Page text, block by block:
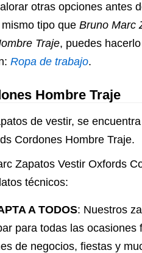
otras opciones antes
tipo que Bruno Marc
Traje, puedes
Ropa de trabajo.
Hombre Traje
de vestir, se
Cordones Hombre Traje.
Zapatos Vestir Oxfords
técnicos:
A TODOS: Nuestros
para todas las
de negocios, fiestas y